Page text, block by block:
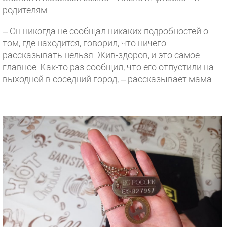
родителям.
– Он никогда не сообщал никаких подробностей о
том, где находится, говорил, что ничего
рассказывать нельзя. Жив-здоров, и это самое
главное. Как-то раз сообщил, что его отпустили на
выходной в соседний город, – рассказывает мама.